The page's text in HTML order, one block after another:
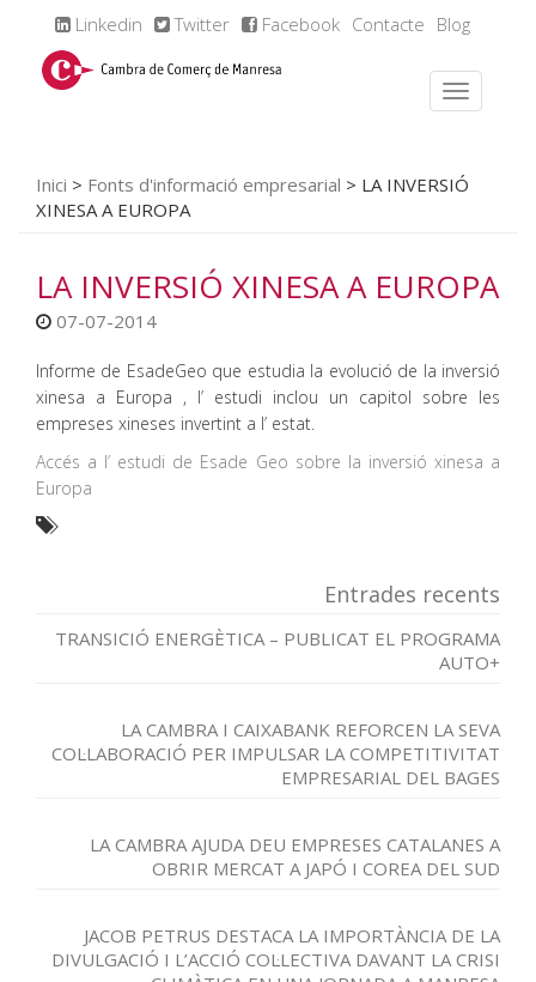
Linkedin Twitter Facebook Contacte Blog
Inici > Fonts d'informació empresarial > LA INVERSIÓ
XINESA A EUROPA
LA INVERSIÓ XINESA A EUROPA
07-07-2014
Informe de EsadeGeo que estudia la evolució de la inversió
xinesa a Europa , l’ estudi inclou un capitol sobre les
empreses xineses invertint a l’ estat.
Accés a l’ estudi de Esade Geo sobre la inversió xinesa a
Europa
Entrades recents
TRANSICIÓ ENERGÈTICA – PUBLICAT EL PROGRAMA
AUTO+
LA CAMBRA I CAIXABANK REFORCEN LA SEVA
COL·LABORACIÓ PER IMPULSAR LA COMPETITIVITAT
EMPRESARIAL DEL BAGES
LA CAMBRA AJUDA DEU EMPRESES CATALANES A
OBRIR MERCAT A JAPÓ I COREA DEL SUD
JACOB PETRUS DESTACA LA IMPORTÀNCIA DE LA
DIVULGACIÓ I L’ACCIÓ COL·LECTIVA DAVANT LA CRISI